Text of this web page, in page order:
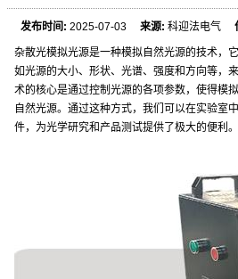
发布时间: 2025-07-03来源: 科迎法电气
杂散光模拟光源是一种模拟自然光源的技术，
如光源的大小、形状、光谱、强度和方向等，
术的核心是通过控制光源的各项参数，使得模
自然光源。通过这种方式，我们可以在实验室
件，为光学研究和产品测试提供了极大的便利。